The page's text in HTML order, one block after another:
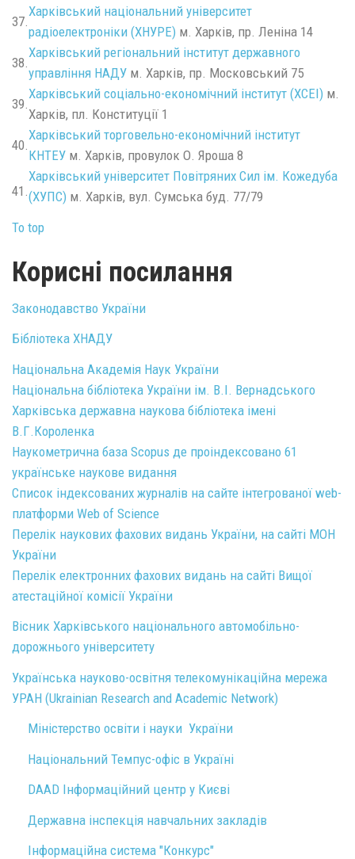
37.
Харківський національний університет
радіоелектроніки (ХНУРЕ) м. Харків, пр. Леніна 14
38.
Харківський регіональний інститут державного
управління НАДУ м. Харків, пр. Московський 75
39.
Харківський соціально-економічний інститут (ХСЕІ) м.
Харків, пл. Конституції 1
40.
Харківський торговельно-економічний інститут
КНТЕУ м. Харків, провулок О. Яроша 8
41.
Харківський університет Повітряних Сил ім. Кожедуба
(ХУПС) м. Харків, вул. Сумська буд. 77/79
To top
Корисні посилання
Законодавство України
Бібліотека ХНАДУ
Національна Академія Наук України
Національна бібліотека України ім. В.І. Вернадського
Харківська державна наукова бібліотека імені
В.Г.Короленка
Наукометрична база Scopus де проіндексовано 61
українське наукове видання
Список індексованих журналів на сайте інтегрованої web-
платформи Web of Science
Перелік наукових фахових видань України, на сайті МОН
України
Перелік електронних фахових видань на сайті Вищої
атестаційної комісії України
Вісник Харківського національного автомобільно-
дорожнього університету
Українська науково-освітня телекомунікаційна мережа
УРАН (Ukrainian Research and Academic Network)
Міністерство освіти і науки України
Національний Темпус-офіс в Україні
DAAD Інформаційний центр у Києві
Державна інспекція навчальних закладів
Інформаційна система "Конкурс"